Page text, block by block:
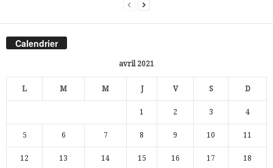
Calendrier
avril 2021
L M M J V S D
1 2 3 4
5 6 7 8 9 10 11
12 13 14 15 16 17 18